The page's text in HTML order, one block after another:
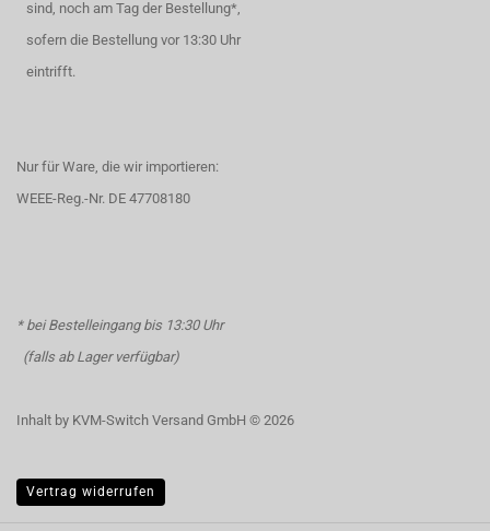
sind, noch am Tag der Bestellung*,
sofern die Bestellung vor 13:30 Uhr
eintrifft.
Nur für Ware, die wir importieren:
WEEE-Reg.-Nr. DE 47708180
* bei Bestelleingang bis 13:30 Uhr
(falls ab Lager verfügbar)
Inhalt by KVM-Switch Versand GmbH © 2026
Vertrag widerrufen